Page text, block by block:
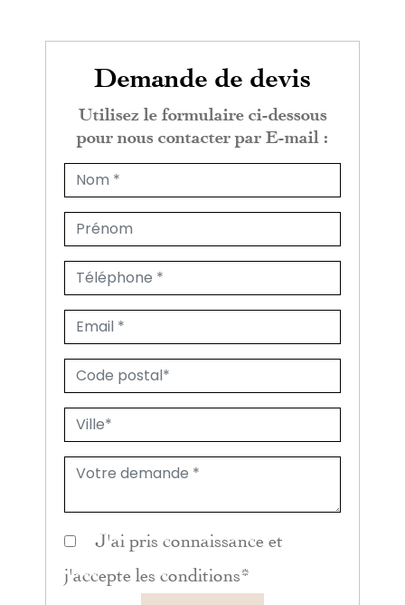
Demande de devis
Utilisez le formulaire ci-dessous
pour nous contacter par E-mail :
J'ai pris connaissance et
j'accepte les conditions *